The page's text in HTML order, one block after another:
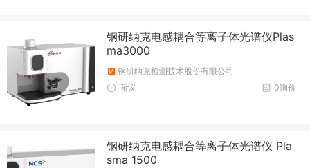
钢研纳克电感耦合等离子体光谱仪Plas
ma3000
钢研纳克检测技术股份有限公司
0询价
面议
钢研纳克电感耦合等离子体光谱仪 Pla
sma 1500